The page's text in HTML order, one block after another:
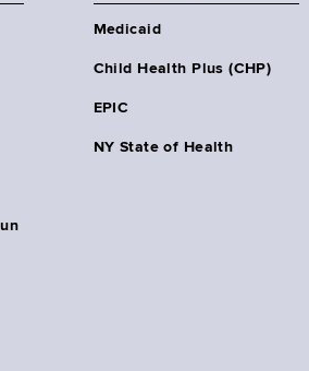
Medicaid
Child Health Plus (CHP)
EPIC
NY State of Health